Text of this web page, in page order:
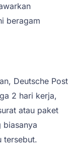
beragam
Deutsche Post
2 hari kerja,
atau paket
biasanya
tersebut.